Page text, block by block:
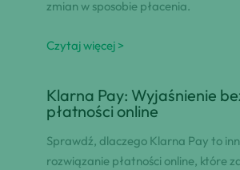
zmian w sposobie płacenia.
Czytaj więcej >
Klarna Pay: Wyjaśnienie
płatności online
Sprawdź, dlaczego Klarna Pay to
rozwiązanie płatności online, które